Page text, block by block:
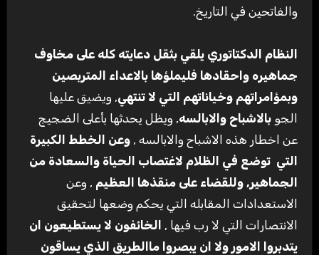
والفاتحين في التاريخ.
النظام الدكتاتوري يلقي بثقل دعايته كله على مخاوف
جماهيره واحقادها فليملؤها بالاعداء المتربصين
وبمؤامراتهم وخياناتهم التي لا تنتهي, ويضيق عليها
الجو بالاشباح والابالسه, ويظل يحدثها بأعلى الضجيج
عن اخطار هذه الاشباح والابالسه , وعن الخطط الكبيرة
التي توضع في الظلام لاغتصاب الحياة والسعادة من
الجماهير, وللقضاء على منقذها العظيم , وعن
الاستعدادات المقابله التي يحكم وضعها لتحقيق
الانتصارات التي لا رب فيها , الخائفون لا يستطيعون ان
يتدبروا الامور ولا ان يبصروا ماالطريق الذي يساقون